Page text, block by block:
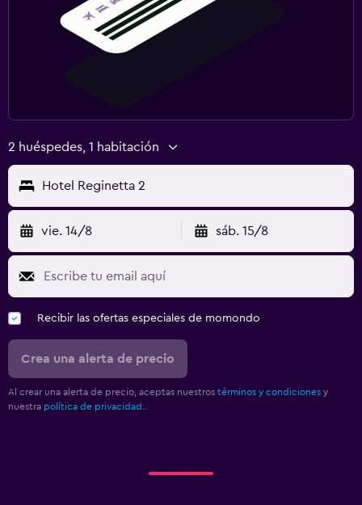
2 huéspedes, 1 habitación
Hotel Reginetta 2
vie. 14/8 sáb. 15/8
Recibir las ofertas especiales de momondo
Crea una alerta de precio
Al crear una alerta de precio, aceptas nuestros términos y condiciones y
nuestra política de privacidad.